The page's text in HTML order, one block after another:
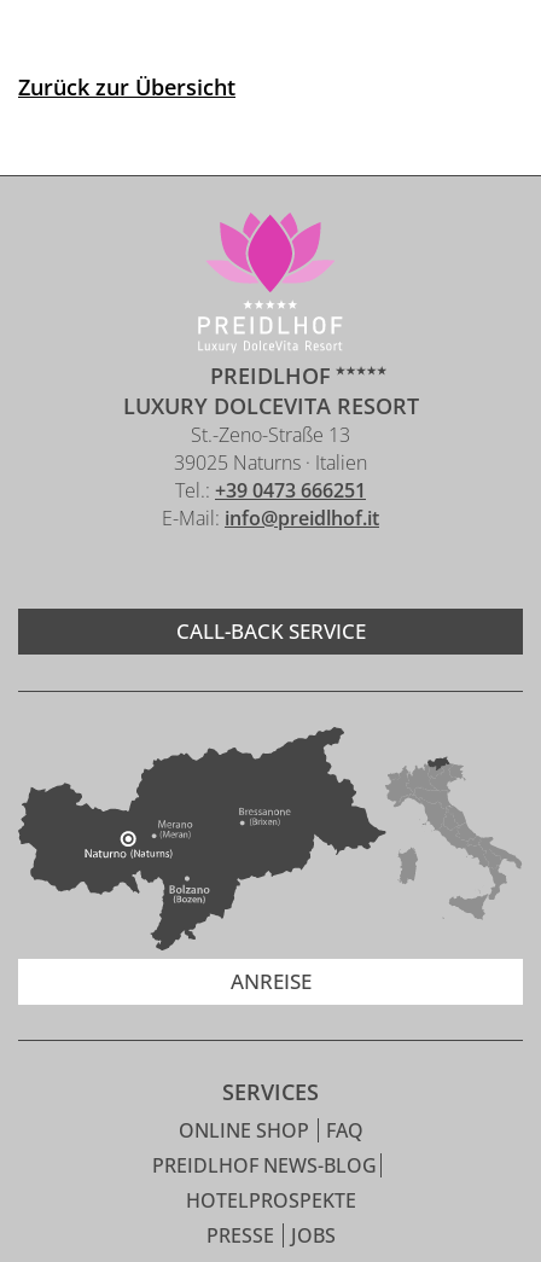
Zurück zur Übersicht
ANREISE
PREIDLHOF
LUXURY DOLCEVITA RESORT
St.-Zeno-Straße 13
39025 Naturns · Italien
Tel.: +39 0473 666251
E-Mail: info@preidlhof.it
CALL-BACK SERVICE
SERVICES
ONLINE SHOP
FAQ
PREIDLHOF NEWS-BLOG
HOTELPROSPEKTE
PRESSE
JOBS